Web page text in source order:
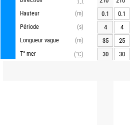
Hauteur
(m)
Période
(s)
Longueur vague
(m)
T° mer
(°C)
0.1
0.1
4
4
35
25
30
30